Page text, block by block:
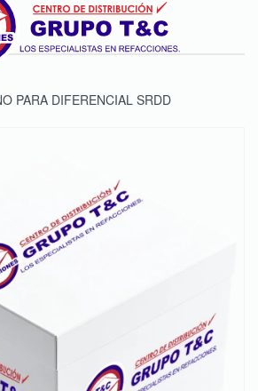
PARA DIFERENCIAL SRDD